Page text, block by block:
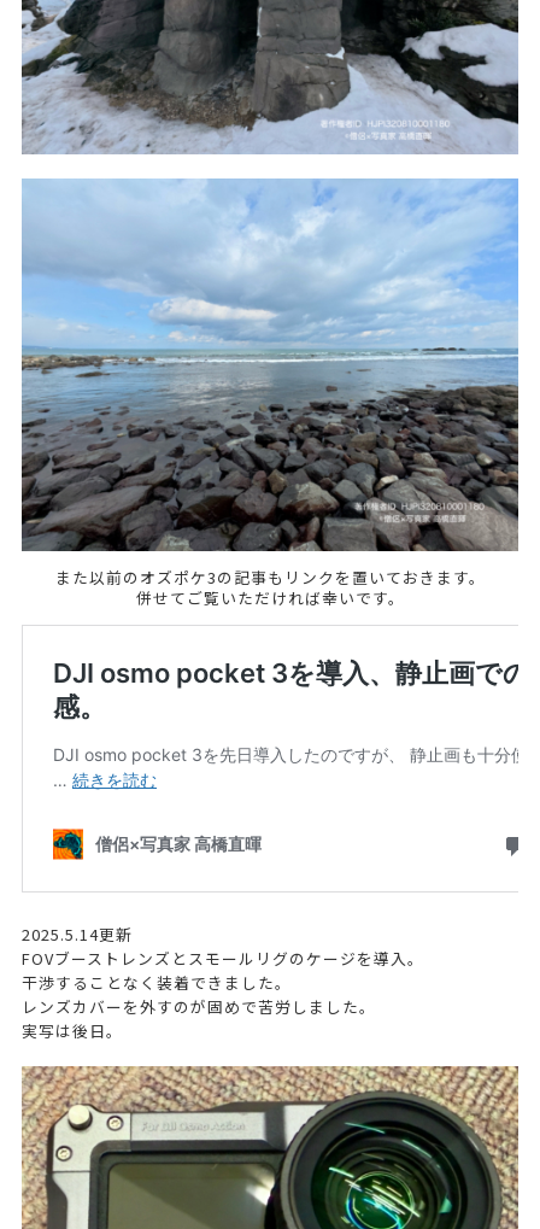
また以前のオズポケ3の記事もリンクを置いておきます。
併せてご覧いただければ幸いです。
2025.5.14更新
FOVブーストレンズとスモールリグのケージを導入。
干渉することなく装着できました。
レンズカバーを外すのが固めで苦労しました。
実写は後日。